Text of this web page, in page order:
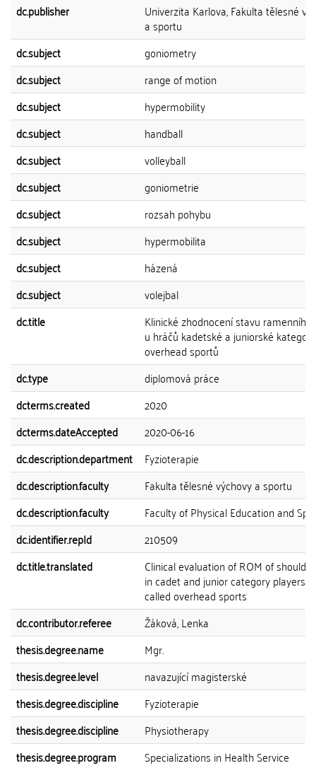
dc.publisher Univerzita Karlova, Fakulta tělesné
a sportu
dc.subject
goniometry
dc.subject
range of motion
dc.subject
hypermobility
dc.subject
handball
dc.subject
volleyball
dc.subject
goniometrie
dc.subject
rozsah pohybu
dc.subject
hypermobilita
dc.subject
házená
dc.subject
volejbal
dc.title
Klinické zhodnocení stavu ramenního
u hráčů kadetské a juniorské
overhead sportů
dc.type
diplomová práce
dcterms.created
2020
dcterms.dateAccepted
2020-06-16
dc.description.department
Fyzioterapie
dc.description.faculty
Fakulta tělesné výchovy a sportu
dc.description.faculty
Faculty of Physical Education and
dc.identifier.repId
210509
dc.title.translated
Clinical evaluation of ROM of
in cadet and junior category players
called overhead sports
dc.contributor.referee
Žáková, Lenka
thesis.degree.name
Mgr.
thesis.degree.level
navazující magisterské
thesis.degree.discipline
Fyzioterapie
thesis.degree.discipline
Physiotherapy
thesis.degree.program
Specializations in Health Service